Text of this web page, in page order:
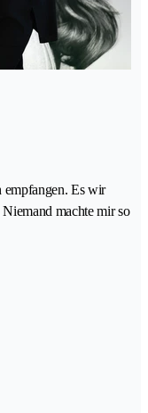
Es wir
machte mir so